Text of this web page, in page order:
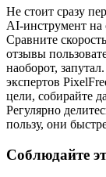
Не стоит сразу
AI‑инструмент на
Сравните
отзывы
наоборот,
экспертов
цели, собирайте
Регулярно
пользу, они
Соблюдайте